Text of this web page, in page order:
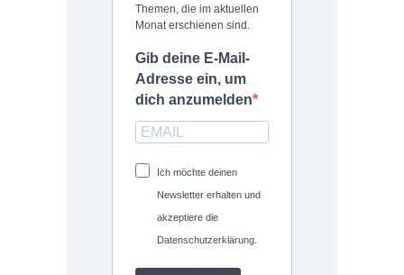
Themen, die im aktuellen
Monat erschienen sind.
Gib deine E-Mail-
Adresse ein, um
dich anzumelden
Ich möchte deinen
Newsletter erhalten und
akzeptiere die
Datenschutzerklärung.